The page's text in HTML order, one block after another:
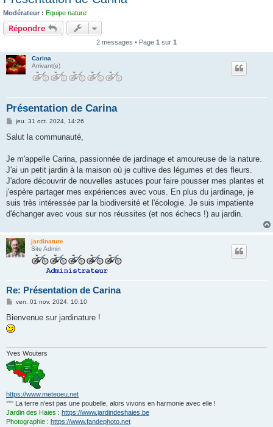
Modérateur : Equipe nature
Répondre
2 messages • Page 1 sur 1
Carina
Arrivant(e)
Présentation de Carina
M
s
g
jeu. 31 oct. 2024, 14:26
Salut la communauté,
Je m'appelle Carina, passionnée de jardinage et amoureuse de la nature.
J'ai un petit jardin à la maison où je cultive des légumes et des fleurs.
J'adore découvrir de nouvelles astuces pour faire pousser mes plantes et
j'espère partager mes expériences avec vous. En plus du jardinage, je
suis très intéressée par la biodiversité et l'écologie. Je suis impatiente
d'échanger avec vous sur nos réussites (et nos échecs !) au jardin.
jardinature
Site Admin
Re: Présentation de Carina
M
s
a
ven. 01 nov. 2024, 10:10
Bienvenue sur jardinature !
Yves Wouters
https://www.meteoeu.net
°°° La terre n'est pas une poubelle, alors vivons en harmonie avec elle !
Jardin des Haies : https://www.jardindeshaies.be
Photographie : https://www.fandephoto.net